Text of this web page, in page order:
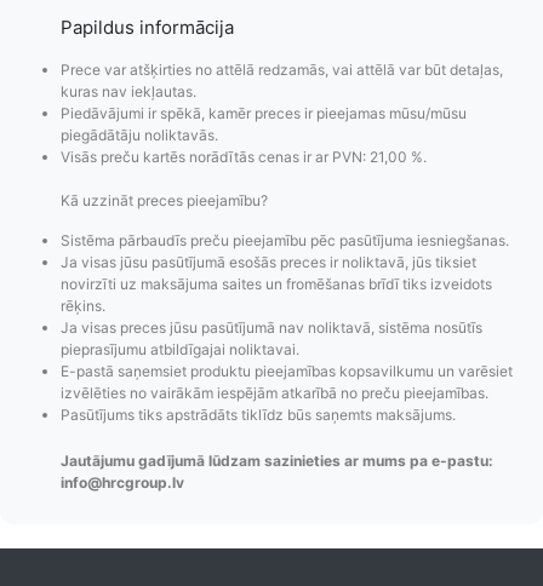
Pasūtījumu statusa
maiņas
paziņojumi,
Izsekošana,
Pasūtījumu re-
order u.c.
Visi pieejamie
piegādes veidi un
to izmaksas bez
lietotāja konta
izveides.
Papildus informācija
Prece var atšķirties no attēlā redzamās, vai attēlā var būt detaļas,
kuras nav iekļautas.
Piedāvājumi ir spēkā, kamēr preces ir pieejamas mūsu/mūsu
piegādātāju noliktavās.
Visās preču kartēs norādītās cenas ir ar PVN: 21,00 %.
Kā uzzināt preces pieejamību?
Sistēma pārbaudīs preču pieejamību pēc pasūtījuma iesniegšanas.
Ja visas jūsu pasūtījumā esošās preces ir noliktavā, jūs tiksiet
novirzīti uz maksājuma saites un fromēšanas brīdī tiks izveidots
rēķins.
Ja visas preces jūsu pasūtījumā nav noliktavā, sistēma nosūtīs
pieprasījumu atbildīgajai noliktavai.
E-pastā saņemsiet produktu pieejamības kopsavilkumu un varēsiet
izvēlēties no vairākām iespējām atkarībā no preču pieejamības.
Pasūtījums tiks apstrādāts tiklīdz būs saņemts maksājums.
Jautājumu gadījumā lūdzam sazinieties ar mums pa e-pastu:
info@hrcgroup.lv